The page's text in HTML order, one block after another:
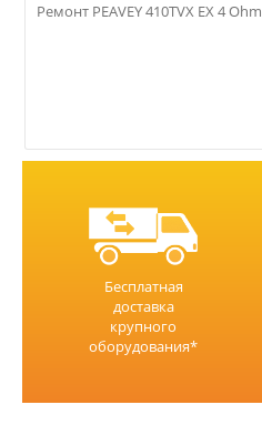
Ремонт PEAVEY 410TVX EX 4 Ohm
Бесплатная
доставка
крупного
оборудования*